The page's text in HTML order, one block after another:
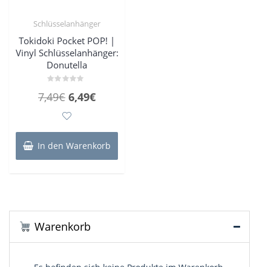
Schlüsselanhänger
Tokidoki Pocket POP! |
Vinyl Schlüsselanhänger:
Donutella
mit
7,49€ Ursprünglicher
Preis
war:
7,49€
6,49€Aktueller
ist:
6,49€.
In den Warenkorb
Warenkorb